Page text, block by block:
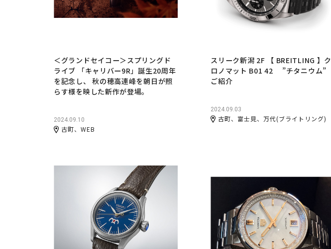
＜グランドセイコー＞スプリングド
ライブ 「キャリバー9R」誕生20周年
を記念し、 秋の穂高連峰を朝日が照
らす様を映した新作が登場。
2024.09.10
古町、WEB
スリーク新潟 2F 【 BREITLING 】ク
ロノマット B01 42 ”チタニウム”
ご紹介
2024.09.03
古町、富士見、万代(ブライトリング)